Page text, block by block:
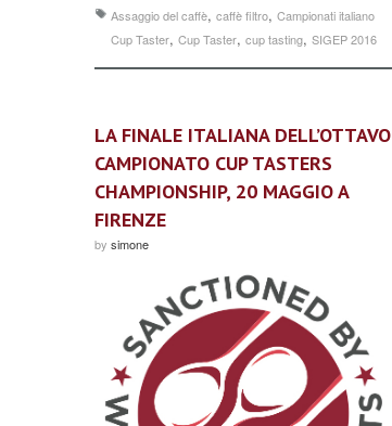
Assaggio del caffè, caffè filtro, Campionati italiano
Cup Taster, Cup Taster, cup tasting, SIGEP 2016
LA FINALE ITALIANA DELL’OTTAVO
CAMPIONATO CUP TASTERS
CHAMPIONSHIP, 20 MAGGIO A
FIRENZE
by simone